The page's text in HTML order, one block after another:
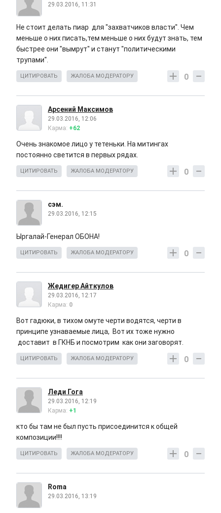
29.03.2016, 11:31
Не стоит делать пиар для "захватчиков власти". Чем
меньше о них писать,тем меньше о них будут знать, тем
быстрее они "вымрут" и станут "политическими
трупами".
0
ЦИТИРОВАТЬ ЖАЛОБА МОДЕРАТОРУ
Арсений Максимов
29.03.2016, 12:06
Карма: +62
Очень знакомое лицо у тетеньки. На митингах
постоянно светится в первых рядах.
0
ЦИТИРОВАТЬ ЖАЛОБА МОДЕРАТОРУ
сэм.
29.03.2016, 12:15
Ыргалай-Генерал ОБОНА!
0
ЦИТИРОВАТЬ ЖАЛОБА МОДЕРАТОРУ
Жедигер Айткулов
29.03.2016, 12:17
Карма: 0
Вот гадюки, в тихом омуте черти водятся, черти в
принципе узнаваемые лица, Вот их тоже нужно
доставит в ГКНБ и посмотрим как они заговорят.
0
ЦИТИРОВАТЬ ЖАЛОБА МОДЕРАТОРУ
Леди Гога
29.03.2016, 12:19
Карма: +1
кто бы там не был пусть присоединится к общей
композиции!!!!
0
ЦИТИРОВАТЬ ЖАЛОБА МОДЕРАТОРУ
Roma
29.03.2016, 13:19